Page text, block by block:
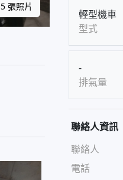
5 張照片
輕型機車
型式
-
排氣量
聯絡人資訊
聯絡人
電話